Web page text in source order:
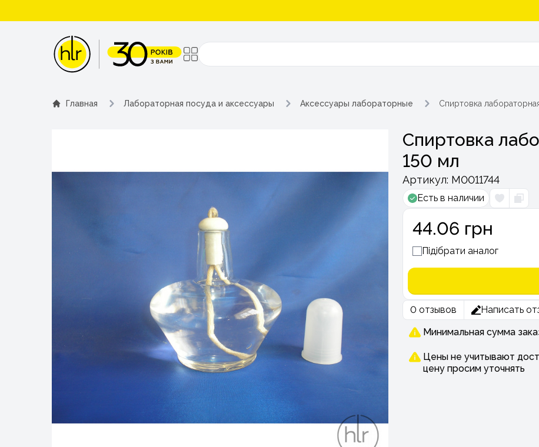
Поиск
Главная Лабораторная посуда и аксессуары Аксессуары лабораторные Спиртовка
Спиртовка
150 мл
Артикул: М0011744
Есть в наличии
44.06 грн
Підібрати аналог
0 отзывов
Написать
Минимальная сумма
Цены не учитывают
цену просим уточнять